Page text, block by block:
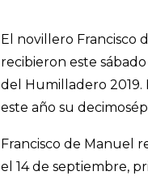
El novillero Francisco
recibieron este
del Humilladero 2019.
este año su
Francisco de Manuel
el 14 de septiembre,